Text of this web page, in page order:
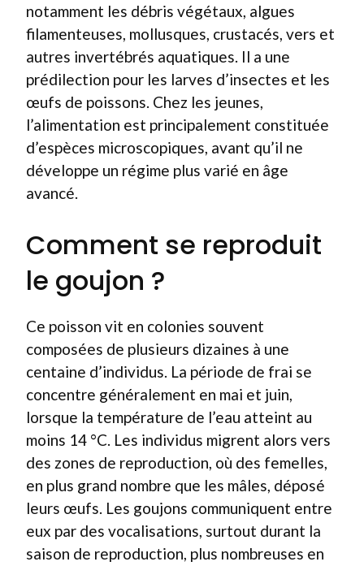
notamment les débris végétaux, algues
filamenteuses, mollusques, crustacés, vers et
autres invertébrés aquatiques. Il a une
prédilection pour les larves d’insectes et les
œufs de poissons. Chez les jeunes,
l’alimentation est principalement constituée
d’espèces microscopiques, avant qu’il ne
développe un régime plus varié en âge
avancé.
Comment se reproduit
le goujon ?
Ce poisson vit en colonies souvent
composées de plusieurs dizaines à une
centaine d’individus. La période de frai se
concentre généralement en mai et juin,
lorsque la température de l’eau atteint au
moins 14 °C. Les individus migrent alors vers
des zones de reproduction, où des femelles,
en plus grand nombre que les mâles, déposé
leurs œufs. Les goujons communiquent entre
eux par des vocalisations, surtout durant la
saison de reproduction, plus nombreuses en